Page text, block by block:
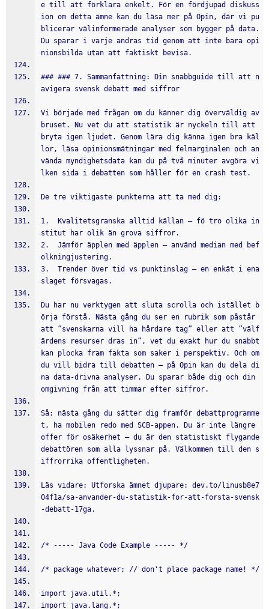
e till att förklara enkelt. För en fördjupad diskuss
ion om detta ämne kan du läsa mer på Opin, där vi pu
blicerar välinformerade analyser som bygger på data.
Du sparar i varje andras tid genom att inte bara opi
nionsbilda utan att faktiskt bevisa.
### ### 7. Sammanfattning: Din snabbguide till att n
avigera svensk debatt med siffror
Vi började med frågan om du känner dig överväldig av
bruset. Nu vet du att statistik är nyckeln till att
bryta igen ljudet. Genom lära dig känna igen bra käl
lor, läsa opinionsmätningar med felmarginalen och an
vända myndighetsdata kan du på två minuter avgöra vi
lken sida i debatten som håller för en crash test.
De tre viktigaste punkterna att ta med dig:
1.  Kvalitetsgranska alltid källan – fö tro olika in
stitut har olik än grova siffror.
2.  Jämför äpplen med äpplen – använd median med bef
olkningjustering.
3.  Trender över tid vs punktinslag – en enkät i ena
slaget försvagas.
Du har nu verktygen att sluta scrolla och istället b
örja förstå. Nästa gång du ser en rubrik som påstår
att ”svenskarna vill ha hårdare tag” eller att ”välf
ärdens resurser dras in”, vet du exakt hur du snabbt
kan plocka fram fakta som saker i perspektiv. Och om
du vill bidra till debatten – på Opin kan du dela di
na data-drivna analyser. Du sparar både dig och din
omgivning från att timmar efter siffror.
Så: nästa gång du sätter dig framför debattprogramme
t, ha mobilen redo med SCB-appen. Du är inte längre
offer för osäkerhet – du är den statistiskt flygande
debattören som alla lyssnar på. Välkommen till den s
iffrorrika offentligheten.
Läs vidare: Utforska ämnet djupare: dev.to/linusb8e7
04f1a/sa-anvander-du-statistik-for-att-forsta-svensk
-debatt-17ga.
/* ----- Java Code Example ----- */
/* package whatever; // don't place package name! */
import java.util.*;
import java.lang.*;